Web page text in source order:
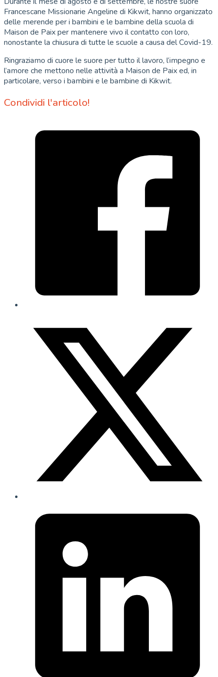
Francescane Missionarie Angeline di Kikwit, hanno organizzato
delle merende per i bambini e le bambine della scuola di
Maison de Paix per mantenere vivo il contatto con loro,
nonostante la chiusura di tutte le scuole a causa del Covid-19.
Ringraziamo di cuore le suore per tutto il lavoro, l’impegno e
l’amore che mettono nelle attività a Maison de Paix ed, in
particolare, verso i bambini e le bambine di Kikwit.
Condividi l'articolo!